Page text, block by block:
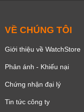
VỀ CHÚNG TÔI
Giới thiệu về WatchStore
Phản ánh - Khiếu nại
Chứng nhận đại lý
Tin tức công ty